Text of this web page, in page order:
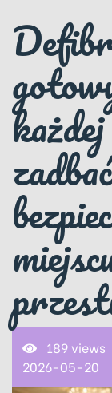
189 views
2026-05-20